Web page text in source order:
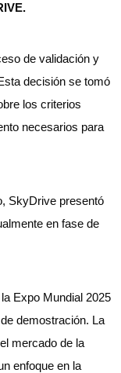
de validación y
decisión se tomó
los criterios
necesarios para
SkyDrive presentó
en fase de
Expo Mundial 2025
demostración. La
mercado de la
enfoque en la